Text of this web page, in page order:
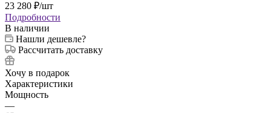
23 280 ₽/шт
Подробности
В наличии
Нашли дешевле?
Рассчитать доставку
Хочу в подарок
Характеристики
Мощность
—